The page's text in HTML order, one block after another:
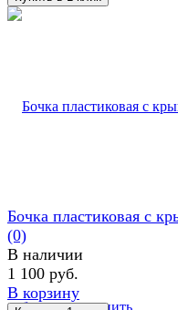
избранное сравнить
Бочка пластиковая с
(0)
В наличии
1 100 руб.
В корзину